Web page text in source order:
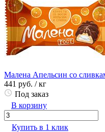
Малена Апельсин со
441 руб. / кг
Под заказ
В корзину
Купить в 1 клик